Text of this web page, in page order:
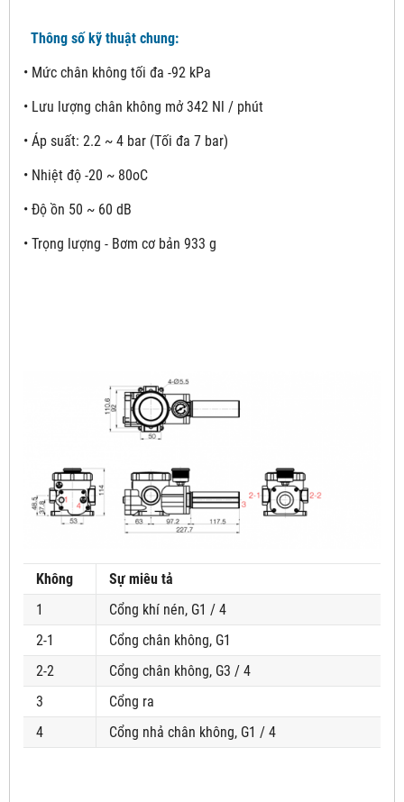
Thông số kỹ thuật chung:
• Mức chân không tối đa -92 kPa
• Lưu lượng chân không mở 342 Nl / phút
• Áp suất: 2.2 ~ 4 bar (Tối đa 7 bar)
• Nhiệt độ -20 ~ 80oC
• Độ ồn 50 ~ 60 dB
• Trọng lượng - Bơm cơ bản 933 g
Không
Sự miêu tả
1
Cổng khí nén, G1 / 4
2-1
Cổng chân không, G1
2-2
Cổng chân không, G3 / 4
3
Cổng ra
4
Cổng nhả chân không, G1 / 4